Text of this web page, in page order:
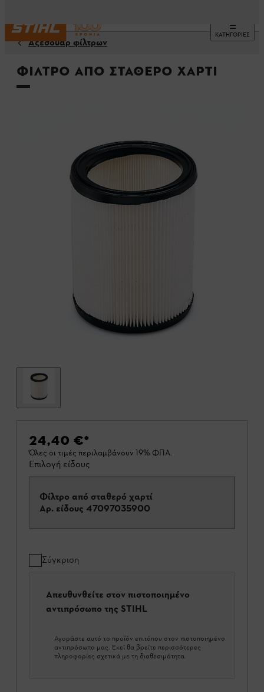
ΚΑΤΗΓΟΡΙΕΣ
Αξεσουάρ φίλτρων
Φίλτρο από σταθερό χαρτί
24,40 €*
Όλες οι τιμές περιλαμβάνουν 19% ΦΠΑ.
Επιλογή είδους
Φίλτρο από σταθερό χαρτί
Αρ. είδους 47097035900
Σύγκριση
Απευθυνθείτε στον πιστοποιημένο
αντιπρόσωπο της STIHL
Αγοράστε αυτό το προϊόν επιτόπου στον πιστοποιημένο
αντιπρόσωπο μας. Εκεί θα βρείτε περισσότερες
πληροφορίες σχετικά με τη διαθεσιμότητα.